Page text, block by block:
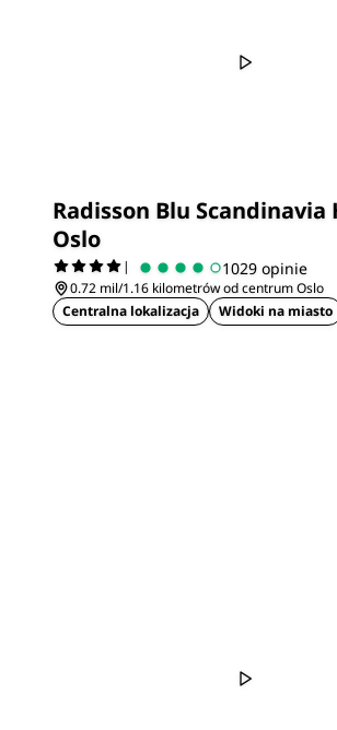
Radisson Blu Scandinavia
Oslo
| 1029 opinie
0.72 mil/1.16 kilometrów od centrum Oslo
Centralna lokalizacja
Widoki na miasto